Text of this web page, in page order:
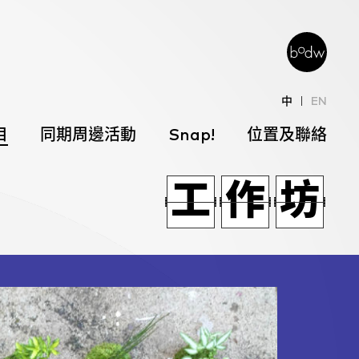
中 EN
同期周邊活動 Snap! 位置及聯絡
工
作
作
工 作
工
工
作 坊
邊
邊
坊